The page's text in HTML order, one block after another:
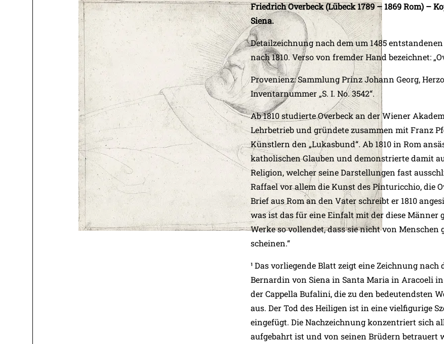
Friedrich Overbeck (Lübeck 1789 – 1869 Rom) –
Siena.
Detailzeichnung nach dem um 1485
nach 1810. Verso von fremder Hand bezeichnet:
Provenienz: Sammlung Prinz Johann Georg,
Inventarnummer „S. I. No. 3542“.
Ab 1810 studierte Overbeck an der Wiener
Lehrbetrieb und gründete zusammen mit Franz
Künstlern den „Lukasbund“. Ab 1810 in Rom
katholischen Glauben und demonstrierte damit
Religion, welcher seine Darstellungen fast
Raffael vor allem die Kunst des Pinturicchio, die
Brief aus Rom an den Vater schreibt er 1810
was ist das für eine Einfalt mit der diese Männer
Werke so vollendet, dass sie nicht von Menschen
scheinen.“
¹ Das vorliegende Blatt zeigt eine Zeichnung
Bernardin von Siena in Santa Maria in Aracoeli
der Cappella Bufalini, die zu den bedeutendsten
aus. Der Tod des Heiligen ist in eine vielfigurige
eingefügt. Die Nachzeichnung konzentriert sich
aufgebahrt ist und von seinen Brüdern betrauert